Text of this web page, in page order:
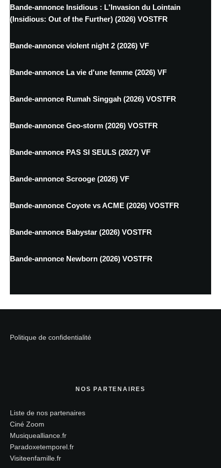
Bande-annonce Insidious : L'Invasion du Lointain
(Insidious: Out of the Further) (2026) VOSTFR
Bande-annonce violent night 2 (2026) VF
Bande-annonce La vie d'une femme (2026) VF
Bande-annonce Rumah Singgah (2026) VOSTFR
Bande-annonce Geo-storm (2026) VOSTFR
Bande-annonce PAS SI SEULS (2027) VF
Bande-annonce Scrooge (2026) VF
Bande-annonce Coyote vs ACME (2026) VOSTFR
Bande-annonce Babystar (2026) VOSTFR
Bande-annonce Newborn (2026) VOSTFR
Politique de confidentialité
NOS PARTENAIRES
Liste de nos partenaires
Ciné Zoom
Musiquealliance.fr
Paradoxetemporel.fr
Visiteenfamille.fr